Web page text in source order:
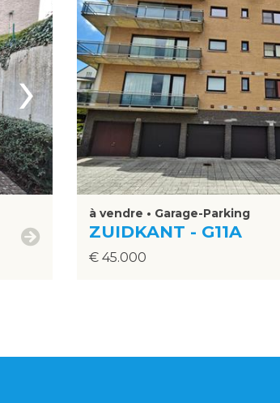
›
à vendre • Garage-Parking
ZUIDKANT - G11A
€ 45.000